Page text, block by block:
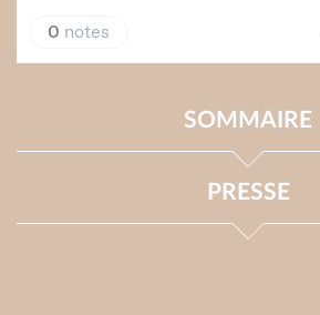
SOMMAIRE
PRESSE